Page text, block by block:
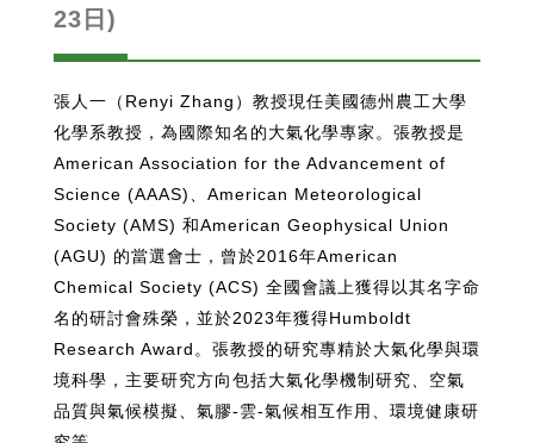
23日)
張人一（Renyi Zhang）教授現任美國德州農工大學
化學系教授，為國際知名的大氣化學專家。張教授是
American Association for the Advancement of
Science (AAAS)、American Meteorological
Society (AMS) 和American Geophysical Union
(AGU) 的當選會士，曾於2016年American
Chemical Society (ACS) 全國會議上獲得以其名字命
名的研討會殊榮，並於2023年獲得Humboldt
Research Award。張教授的研究專精於大氣化學與環
境科學，主要研究方向包括大氣化學機制研究、空氣
品質與氣候模擬、氣膠-雲-氣候相互作用、環境健康研